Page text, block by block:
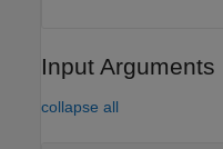
Input Arguments
collapse all